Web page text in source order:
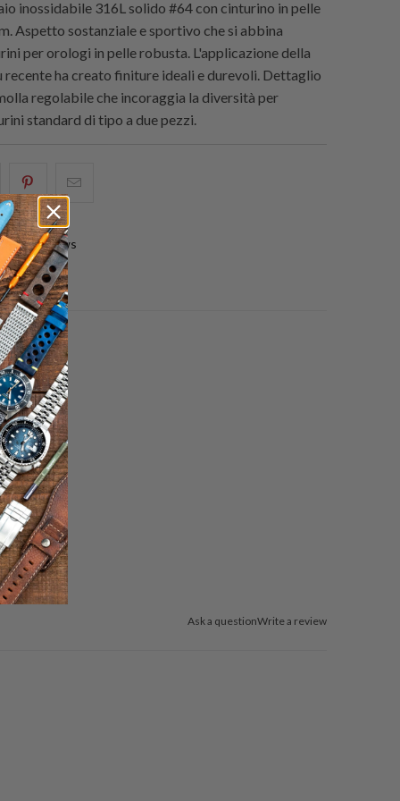
inossidabile 316L solido #64 con cinturino in pelle
Aspetto sostanziale e sportivo che si abbina
per orologi in pelle robusta. L'applicazione della
recente ha creato finiture ideali e durevoli. Dettaglio
regolabile che incoraggia la diversità per
standard di tipo a due pezzi.
Condividi
questo
su
Pinterest
0 reviews
Ask a questionWrite a review